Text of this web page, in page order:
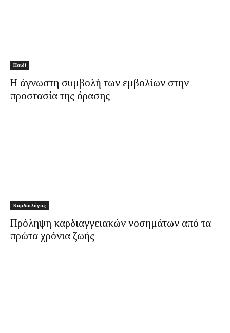
Παιδί
Η άγνωστη συμβολή των εμβολίων στην
προστασία της όρασης
Καρδιολόγος
Πρόληψη καρδιαγγειακών νοσημάτων από τα
πρώτα χρόνια ζωής